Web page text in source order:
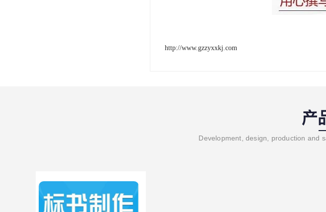
http://www.gzzyxxkj.com
产
Development, design, production and